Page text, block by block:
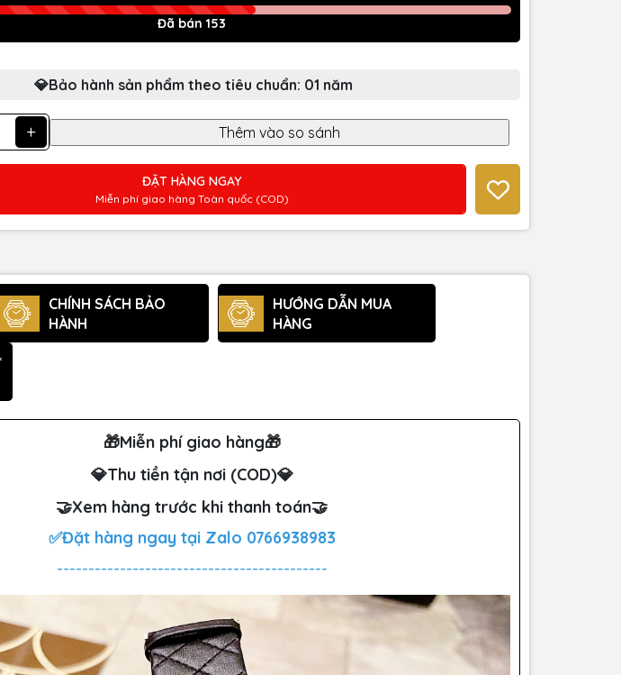
Đã bán 153
💎Bảo hành sản phẩm theo tiêu chuẩn: 01 năm
+
ĐẶT HÀNG NGAY
Miễn phí giao hàng Toàn quốc (COD)
CHÍNH SÁCH BẢO
HÀNH
HƯỚNG DẪN MUA
HÀNG
🎁Miễn phí giao hàng🎁
💎Thu tiền tận nơi (COD)💎
🤝Xem hàng trước khi thanh toán🤝
✅Đặt hàng ngay tại Zalo 0766938983
-------------------------------------------